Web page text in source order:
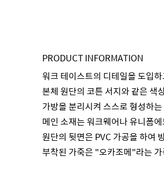
PRODUCT INFORMATION
워크 테이스트의 디테일을 도입
본체 원단의 코튼 서지와 같은 색
가방을 분리시켜 스스로 형성하
메인 소재는 워크웨어나 유니폼
원단의 뒷면은 PVC 가공을 하여
부착된 가죽은 "오카조메"라는